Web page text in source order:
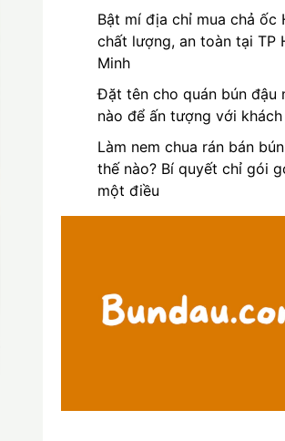
Bật mí địa chỉ mua chả ốc
chất lượng, an toàn tại TP
Minh
Đặt tên cho quán bún đậu
nào để ấn tượng với khách
Làm nem chua rán bán
thế nào? Bí quyết chỉ gói
một điều